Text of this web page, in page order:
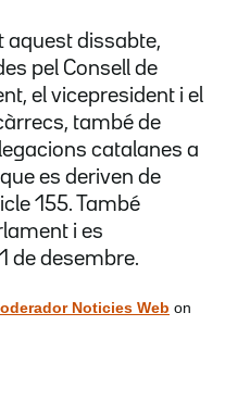
aquest dissabte,
pel Consell de
el vicepresident i el
també de
catalanes a
es deriven de
155. També
i es
de desembre.
Noticies Web on